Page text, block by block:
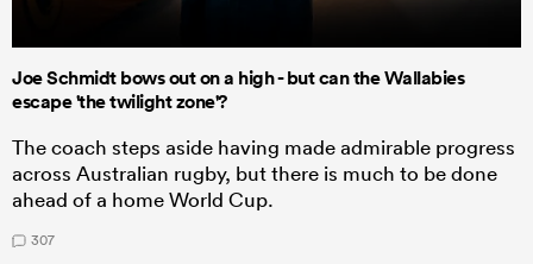
Joe Schmidt bows out on a high - but can the Wallabies
escape 'the twilight zone'?
The coach steps aside having made admirable progress
across Australian rugby, but there is much to be done
ahead of a home World Cup.
307